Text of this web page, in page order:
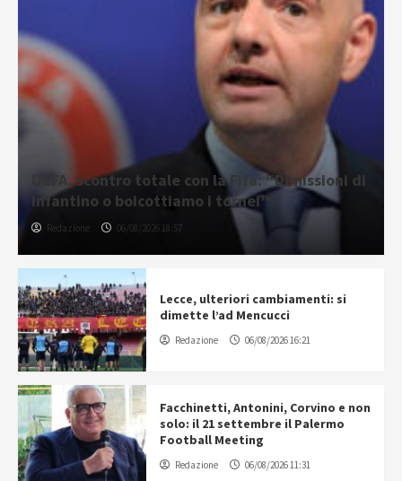
UEFA, scontro totale con la Fifa: “Dimissioni di
Infantino o boicottiamo i tornei”
Redazione 06/08/2026 18:57
Lecce, ulteriori cambiamenti: si
dimette l’ad Mencucci
Redazione 06/08/2026 16:21
Facchinetti, Antonini, Corvino e non
solo: il 21 settembre il Palermo
Football Meeting
Redazione 06/08/2026 11:31